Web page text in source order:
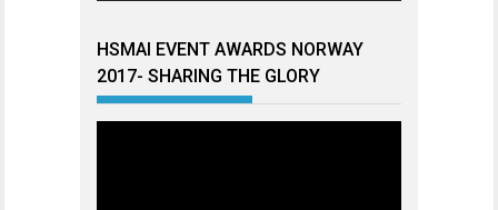
HSMAI EVENT AWARDS NORWAY
2017- SHARING THE GLORY